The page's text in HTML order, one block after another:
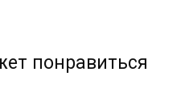
понравиться